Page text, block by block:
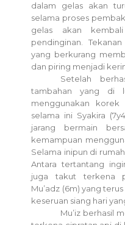
dalam gelas akan
selama proses
gelas akan
pendinginan.
yang berkurang
dan piring menjadi
Setelah
tambahan yang di
menggunakan
selama ini Syakira
jarang bermain
kemampuan
Selama inipun di
Antara tertantang
juga takut terkena
Mu’adz (6m) yang
keseruan siang hari
Mu’iz berhasil